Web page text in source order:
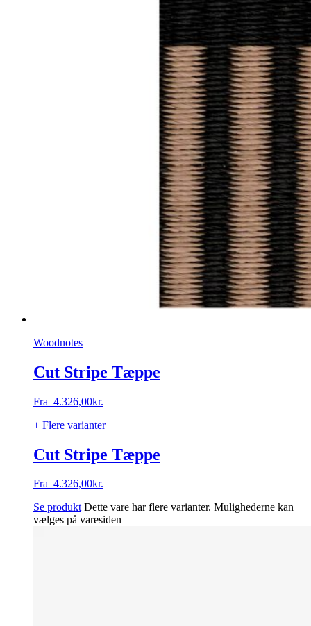
Woodnotes
Cut Stripe Tæppe
Fra 4.326,00kr.
+ Flere varianter
Cut Stripe Tæppe
Fra 4.326,00kr.
Se produkt Dette vare har flere varianter. Mulighederne kan
vælges på varesiden